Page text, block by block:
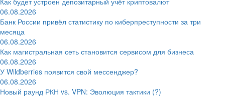
06.08.2026
Банк России привёл статистику по киберпреступности за три
месяца
06.08.2026
Как магистральная сеть становится сервисом для бизнеса
06.08.2026
У Wildberries появится свой мессенджер?
06.08.2026
Новый раунд РКН vs. VPN: Эволюция тактики (?)